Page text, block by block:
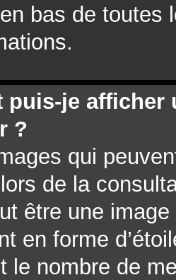
bas de toutes
puis-je
?
qui
de la
être une
en forme
le nombre de